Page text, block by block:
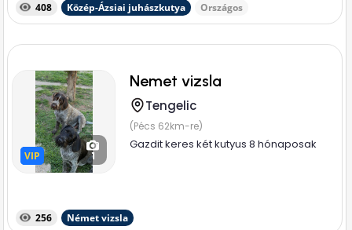
408 Közép-Ázsiai juhászkutya Országos
VIP
VIP 1
Nemet vizsla
Tengelic
(Pécs 62km-re)
Gazdit keres két kutyus 8 hónaposak
256 Német vizsla